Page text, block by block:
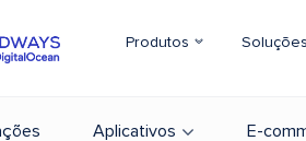
Produtos Soluções
Aplicativos E-